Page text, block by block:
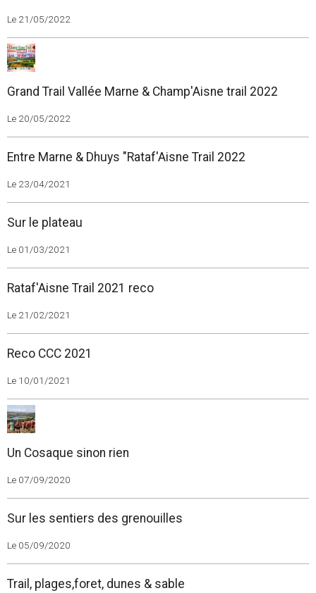
Le 21/05/2022
Grand Trail Vallée Marne & Champ'Aisne trail 2022
Le 20/05/2022
Entre Marne & Dhuys "Rataf'Aisne Trail 2022
Le 23/04/2021
Sur le plateau
Le 01/03/2021
Rataf'Aisne Trail 2021 reco
Le 21/02/2021
Reco CCC 2021
Le 10/01/2021
Un Cosaque sinon rien
Le 07/09/2020
Sur les sentiers des grenouilles
Le 05/09/2020
Trail, plages,foret, dunes & sable